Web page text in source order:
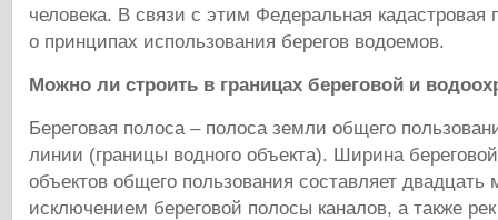
человека. В связи с этим Федеральная кадастровая
о принципах использования берегов водоемов.
Можно ли строить в границах береговой и
Береговая полоса – полоса земли общего
линии (границы водного объекта). Ширина
объектов общего пользования составляет двадцать
исключением береговой полосы каналов, а также